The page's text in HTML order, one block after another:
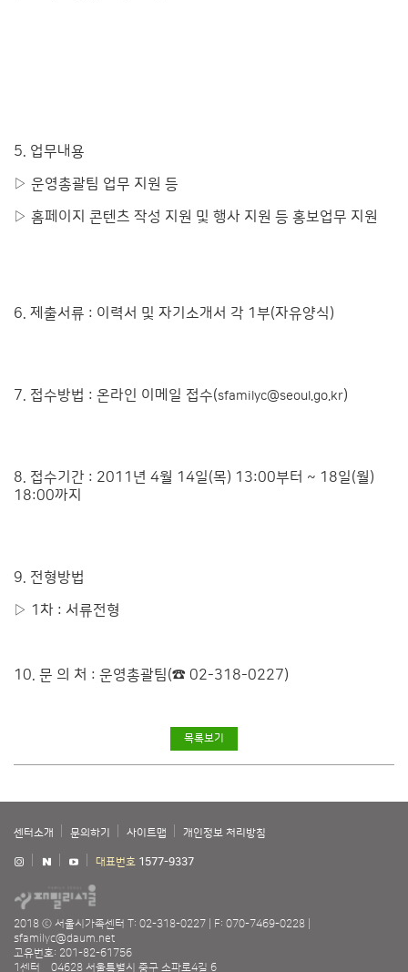
5. 업무내용
▷ 운영총괄팀 업무 지원 등
▷ 홈페이지 콘텐츠 작성 지원 및 행사 지원 등 홍보업무 지원
6. 제출서류 : 이력서 및 자기소개서 각 1부(자유양식)
7. 접수방법 : 온라인 이메일 접수(sfamilyc@seoul.go.kr)
8. 접수기간 : 2011년 4월 14일(목) 13:00부터 ~ 18일(월)
18:00까지
9. 전형방법
▷ 1차 : 서류전형
10. 문 의 처 : 운영총괄팀(☎ 02-318-0227)
목록보기
센터소개 문의하기 사이트맵 개인정보 처리방침
대표번호 1577-9337
2018 ⓒ 서울시가족센터 T: 02-318-0227
F: 070-7469-0228
sfamilyc@daum.net
고유번호: 201-82-61756
1센터 _ 04628 서울특별시 중구 소파로4길 6